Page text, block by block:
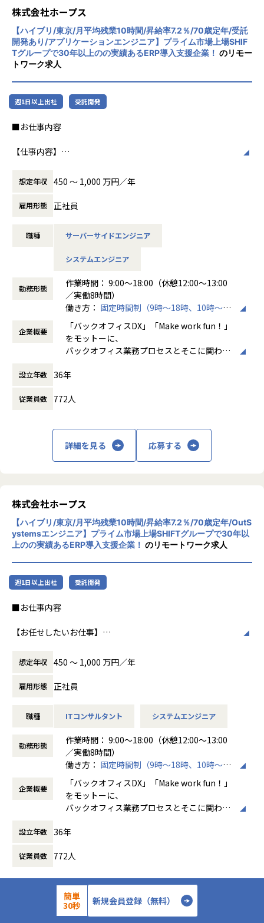
＜ポジションの魅力＞
・顧客と直接コミュニケーションを取りながらプロジェクト
を推進できる
・プロジェクトマネジメントやServiceNow導入の上流工程
に幅広く携わることができる
や組織づくりにもチャレンジできる
ら、将来的には組織マネージャーとしてのキャリア形成も可
※ご本人のご希望やご志向に合わせて、キャリアを作ってい
【キャリアパス※一例です※】
事業拡大フェーズだからこそ、決められたキャリアに沿うだ
・ServiceNow PMとしてプロジェクトマネジメントの専門性
・ServiceNowアーキテクトとして技術領域を牽引するキャ
・新規プロジェクト立ち上げや標準化推進など、事業成長に
直結する役割を担うキャリア
・メンバー育成や組織づくりを推進するマネジメントキャリ
・将来的に組織マネージャーとして事業・組織運営を担うキ
【事業責任者からのメッセージ】
はまだ浸透していないソリューションがたくさんあります。
ホープスではそういったソリューションやツールの導入・
開発を積極的に推進しております。
・「世界基準で通用するエンジニアスキルを身に着け
・「日本でもっと浸透させ、よりよい未来を創る」
こういった想いをもったメンバーがたくさんいます！
このような環境下で一緒に成長していきたいと思っていた
だける方からのご応募をお待ちしております！
＜ホープスBLOGもご覧ください＞
プロジェクトの具体例やホープスの社風が分かる記事を掲載
しております！
HOPES blog：https://blog.hopes-ise.co.jp/
now%e5%b0%8e%e5%85%a5%e3%83%97%e3%83%a
ef%bc%9a%e3%81%8a%e5%ae%a2%e6%a7%98%e
5%96%84%e3%83%bb%e5%8a%b9%e7%8e%87%e
【会社概要】
「バックオフィスDX」「Make work fun！」をモットー
に、バックオフィス業務とそこに関わる人たちの働き方を変
えていくことを通して、企業競争力を向上させることを使命
としています。
「ヒトが元気になれば、ビジネスも活性化する。」
HOPESはヒトが何をすべきかを追求し、ITの力で “働くを
もっと楽しく” へリノベートすることで社会に貢献します。
当社はクラウドERPの構築・導入コンサルテーションを中
システムの開発を手がける会社です。
【業務の変更の範囲】
IT開発関連業務
CloudやOracle ERP Cloudなどを活用し、企
業の業務プロセスを最適化し、経営管理の強
化を図っています1。
社風/文化
社内の風通しが良く、活気に満ちた雰囲気が
特徴です。多様性を重視し、様々な国籍や背
景を持つ社員が協力し合いながら働いていま
働き方/リモートワーク
均週2～3日の在宅勤務が可能です。転勤はな
きます。残業は月平均10時間程度と少なく、
株式会社ホープス
【ハイブリ/東京/月平均残業10時間/昇給率7.2％/70歳定年/受託
開発あり/アプリケーションエンジニア】プライム市場上場SHIF
Tグループで30年以上のの実績あるERP導入支援企業！ のリモー
トワーク求人
週1日以上出社 受託開発
■お仕事内容
【仕事内容】
イルアプリの上流から開発工程までをご担当いただきます。
要件定義・開発・運用まで一貫して携わることができ、多く
のアプリケーション開発を経験することが可能です。
■大手ネットバンキング向けシステム画面設計
言語：Objectve-C、Swift OS：IOS/Android
■公庁向け大規模Web・モバイルアプリ開発プロジェクト
担当領域：要件定義／基本設計／詳細設計／実装／テスト／
リリース／運用保守
言語：React（TypeScript）Spring Boot（Java）OS：Linu
React Native（TypeScript）OS：Android
■生保業界向け顧客情報管理Webアプリケーションのマイグ
担当領域：要件定義／基本設計／詳細設計／実装
・Udemyを会社負担で活用、資格取得奨励制度など、従業員
のスキルアップも応援！
・入社月から有休5日付与
【募集背景】
売上過去最高記録を更新している当社では、今まさに第二次
創業期として
準大手から中堅規模の企業に特化して、プライム案件やERP
年間120%成長を続けており成長の過渡期にある中で、
募集しております。
＜ホープスBLOG＞
しております！
是非ご覧ください！
HOPES blog：https://blog.hopes-ise.co.jp/
「DX推進の最前線：お客様の社内DX推進って実際何をやっ
https://blog.hopes-ise.co.jp/%e3%80%90%e3%83%9
7%e3%83%ad%e3%82%b8%e3%82%a7%e3%82%af%
e3%83%88%e7%b4%b9%e4%bb%8b%e3%80%91dx%
e6%8e%a8%e9%80%b2%e3%81%ae%e6%9c%80%e
5%89%8d%e7%b7%9a%ef%bc%9a%e3%81%8a%e5%
ae%a2%e6%a7%98%e3%81%ae%e7%a4%be/
【業務の変更の範囲】
想定年収 450 〜 1,000 万円／年
雇用形態 正社員
職種 サーバーサイドエンジニア
システムエンジニア
勤務形態
作業時間： 9:00～18:00（休憩12:00～13:00
／実働8時間）
働き方： 固定時間制（9時～18時、10時～19
時など）
時間外労働の有無： 有（月平均10時間）
休憩時間： 60分
企業概要
「バックオフィスDX」「Make work fun！」
をモットーに、
バックオフィス業務プロセスとそこに関わる
企業競争力を向上させることを使命としてい
チ開発やコンサルティングまで幅広いサービ
スを提供しています。クラウドERPやローコ
ード開発を柱とし、業務効率化やDX推進、経
CloudやOracle ERP Cloudなどを活用し、企
業の業務プロセスを最適化し、経営管理の強
化を図っています1。
社風/文化
ホープスは、若手社員が活躍できる環境で、
社内の風通しが良く、活気に満ちた雰囲気が
特徴です。多様性を重視し、様々な国籍や背
ホープスでは、リモートワーク活用があり平
く、プロジェクトに応じて柔軟な働き方がで
ています。
設立年数 36年
従業員数 772人
詳細を見る 応募する
株式会社ホープス
【ハイブリ/東京/月平均残業10時間/昇給率7.2％/70歳定年/OutS
ystemsエンジニア】プライム市場上場SHIFTグループで30年以
上のの実績あるERP導入支援企業！ のリモートワーク求人
週1日以上出社 受託開発
■お仕事内容
【お任せしたいお仕事】
て、システムの導入・開発を行うポジションです。
要件定義から開発・導入フェーズまで、まずはこれまでのご
経験に近しい領域をご担当いただきます。
またキャリアビジョンに合わせて、下流から上流工程にステ
境なので、スキルの幅を広げることも可能です！
《具体的な業務内容》
・要件定義・基本設計・詳細設計
・Outsystemsを用いたアプリ開発・テスト
・API／外部システムとの連携
・顧客との要件整理・業務改善提案
■ユーザーの「期待以上」のシステムを「迅速」に届ける
【なぜホープスがするのか？】
想定年収 450 〜 1,000 万円／年
雇用形態 正社員
職種 ITコンサルタント システムエンジニア
勤務形態
作業時間： 9:00～18:00（休憩12:00～13:00
／実働8時間）
働き方： 固定時間制（9時～18時、10時～19
時など）
時間外労働の有無： 有（月平均10時間）
休憩時間： 60分
企業概要
「バックオフィスDX」「Make work fun！」
をモットーに、
バックオフィス業務プロセスとそこに関わる
企業競争力を向上させることを使命としてい
た基幹系システムの支援を主軸に、スクラッ
チ開発やコンサルティングまで幅広いサービ
スを提供しています。クラウドERPやローコ
ード開発を柱とし、業務効率化やDX推進、経
設立年数 36年
従業員数 772人
詳細を見る 応募する
簡単
30秒
新規会員登録（無料）